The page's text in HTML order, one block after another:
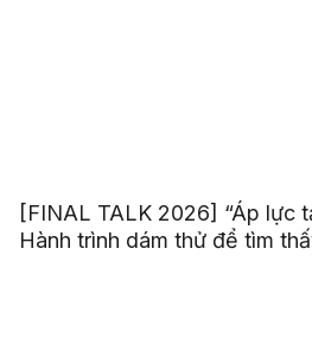
[FINAL TALK 2026] “Áp lực
Hành trình dám thử để tìm